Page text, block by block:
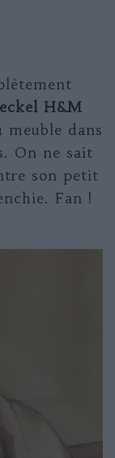
H&M
meuble dans
On ne sait
son petit
Fan !